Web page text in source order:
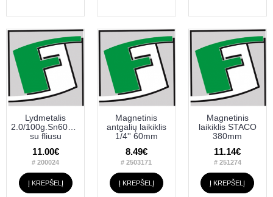
Lydmetalis
2.0/100g.Sn60PB40
su fliusu
11.00€
# 200024
Į KREPŠELĮ
Magnetinis
antgalių laikiklis
1/4'' 60mm
8.49€
# 2503171
Į KREPŠELĮ
Magnetinis
laikiklis STACO
380mm
11.14€
# 251274
Į KREPŠELĮ